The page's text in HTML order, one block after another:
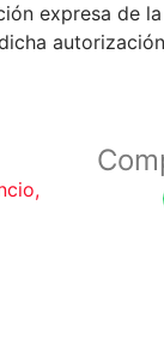
expresa de
,